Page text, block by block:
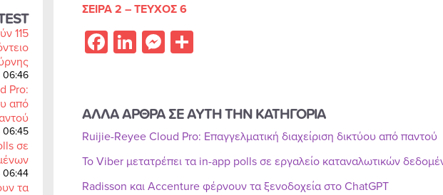
115
06:46
Pro:
από
06:45
σε
06:44
τα
ΣΕΙΡΑ 2 – ΤΕΥΧΟΣ 6
Facebook
LinkedIn
Messenger
Share
ΑΛΛΑ ΑΡΘΡΑ ΣΕ ΑΥΤΗ ΤΗΝ ΚΑΤΗΓΟΡΙΑ
Ruijie-Reyee Cloud Pro: Επαγγελματική διαχείριση δικτύου από παντού
Το Viber μετατρέπει τα in-app polls σε εργαλείο καταναλωτικών
Radisson και Accenture φέρνουν τα ξενοδοχεία στο ChatGPT